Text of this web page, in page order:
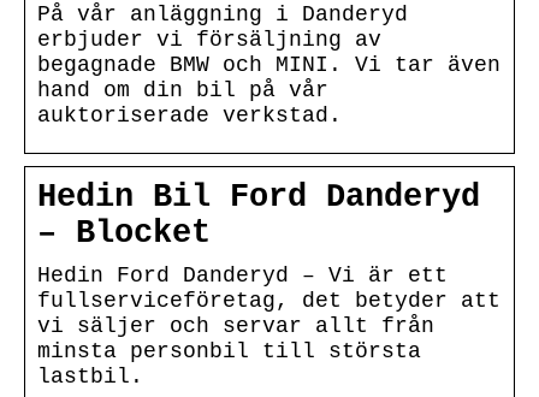
På vår anläggning i Danderyd
erbjuder vi försäljning av
begagnade BMW och MINI. Vi tar även
hand om din bil på vår
auktoriserade verkstad.
Hedin Bil Ford Danderyd
– Blocket
Hedin Ford Danderyd – Vi är ett
fullserviceföretag, det betyder att
vi säljer och servar allt från
minsta personbil till största
lastbil.